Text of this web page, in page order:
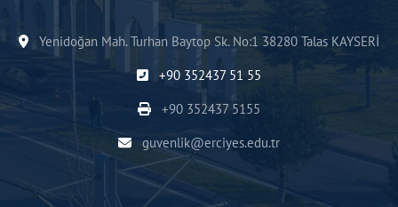
Yenidoğan Mah. Turhan Baytop Sk. No:1 38280 Talas KAYSERİ
+90 352437 51 55
+90 352437 5155
guvenlik@erciyes.edu.tr